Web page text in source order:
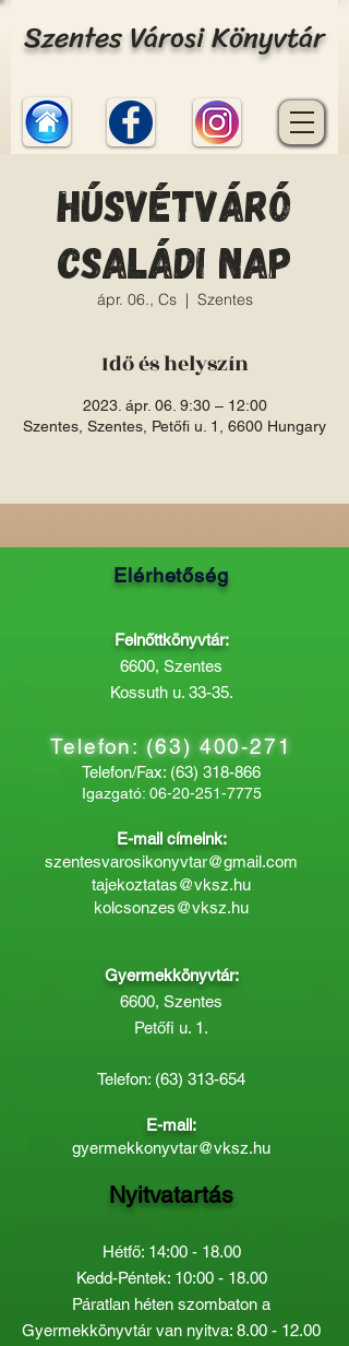
Szentes Városi Könyvtár
Húsvétváró
Családi nap
ápr. 06., Cs
  |
Szentes
Idő és helyszín
2023. ápr. 06. 9:30 – 12:00
Szentes, Szentes, Petőfi u. 1, 6600 Hungary
Elérhetőség
Felnőttkönyvtár:
6600, Szentes
Kossuth u. 33-35.
Telefon:(63) 400-271
Telefon/Fax: (63) 318-866
Igazgató: 06-20-251-7775
E-mail címeink:
szentesvarosikonyvtar@gmail.com
tajekoztatas@vksz.hu
kolcsonzes@vksz.hu
Gyermekkönyvtár:
6600, Szentes
Petőfi u. 1.
Telefon: (63) 313-654
E-mail:
gyermekkonyvtar@vksz.hu
Nyitvatartás
Hétfő: 14:00 - 18.00
Kedd-Péntek: 10:00 - 18.00
Páratlan héten szombaton a
Gyermekkönyvtár van nyitva: 8.00 - 12.00